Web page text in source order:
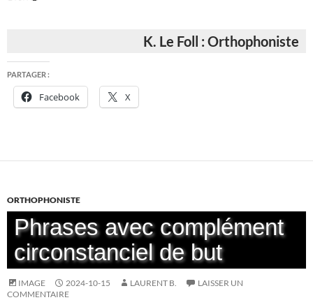
K. Le Foll : Orthophoniste
PARTAGER :
Facebook X
ORTHOPHONISTE
Phrases avec complément
circonstanciel de but
IMAGE 2024-10-15 LAURENT B.
LAISSER UN
COMMENTAIRE